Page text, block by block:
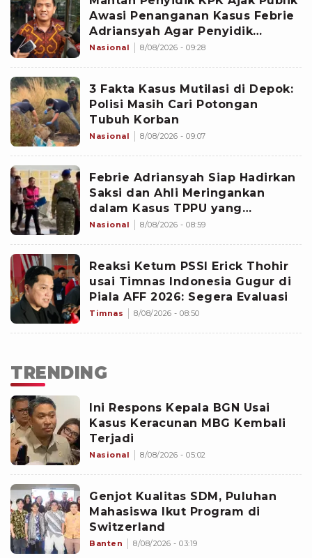
Awasi Penanganan Kasus Febrie
Adriansyah Agar Penyidik
Objektif
Nasional 8/08/2026 - 09:28
3 Fakta Kasus Mutilasi di Depok:
Polisi Masih Cari Potongan
Tubuh Korban
Nasional 8/08/2026 - 09:07
Febrie Adriansyah Siap Hadirkan
Saksi dan Ahli Meringankan
dalam Kasus TPPU yang
Menjeratnya
Nasional 8/08/2026 - 08:59
Reaksi Ketum PSSI Erick Thohir
usai Timnas Indonesia Gugur di
Piala AFF 2026: Segera Evaluasi
Timnas 8/08/2026 - 08:50
TRENDING
Ini Respons Kepala BGN Usai
Kasus Keracunan MBG Kembali
Terjadi
Nasional 8/08/2026 - 05:02
Genjot Kualitas SDM, Puluhan
Mahasiswa Ikut Program di
Switzerland
Banten 8/08/2026 - 03:19